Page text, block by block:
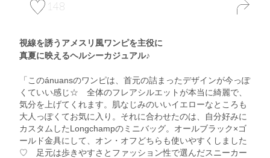
148
視線を誘うアメスリ風ワンピを主役に
真夏に映えるヘルシーカジュアル♪
「このánuansのワンピは、首元の詰まったデザインが今っぽ
くていい感じ☆ 全体のフレアシルエットが本当に綺麗で、
気分を上げてくれます。肌なじみのいいイエローなところも
大人っぽくてお気に入り。それに合わせたのは、自分好みに
カスタムしたLongchampのミニバッグ。オールブラック×ゴ
ールド金具にして、オン・オフどちらも使いやすくしました
♡ 足元は歩きやすさとファッション性で選んだスニーカー